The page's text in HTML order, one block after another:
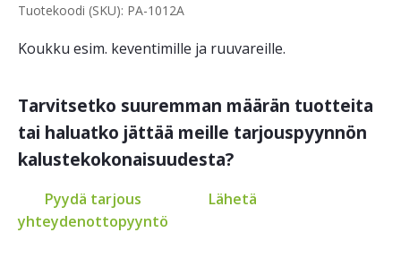
Tuotekoodi (SKU): PA-1012A
Koukku esim. keventimille ja ruuvareille.
Tarvitsetko suuremman määrän tuotteita
tai haluatko jättää meille tarjouspyynnön
kalustekokonaisuudesta?
Pyydä tarjous
Lähetä
yhteydenottopyyntö